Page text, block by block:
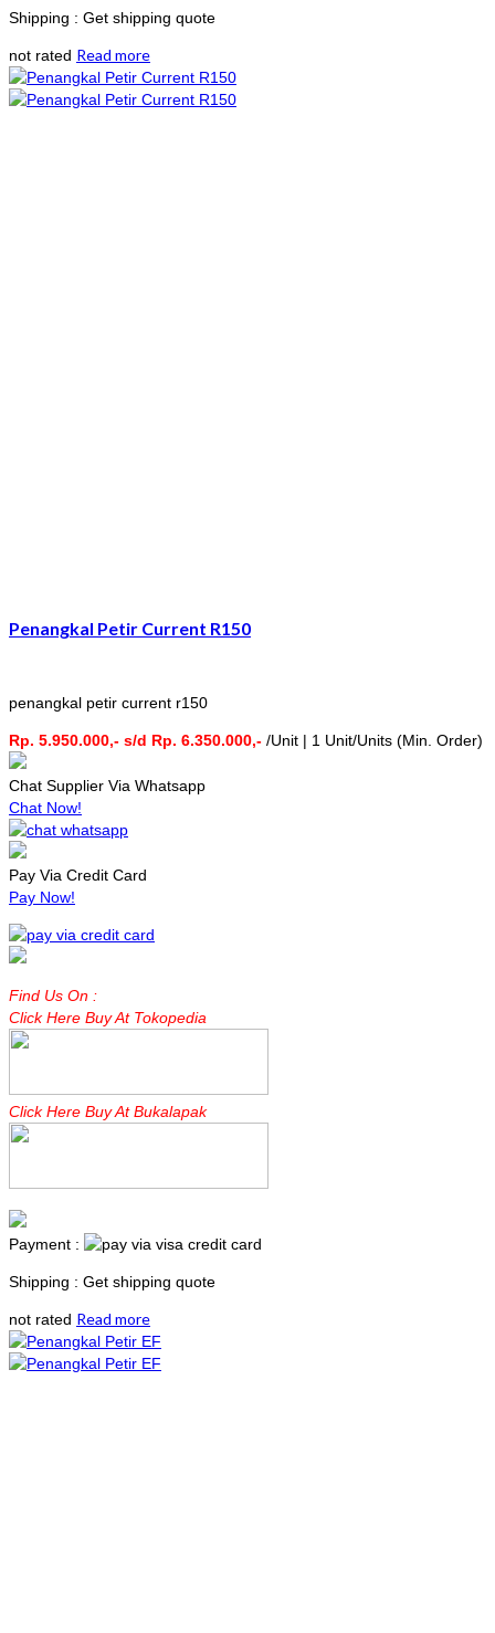
Shipping : Get shipping quote
not rated Read more
Penangkal Petir Current R150
penangkal petir current r150
Rp. 5.950.000,- s/d Rp. 6.350.000,- /Unit | 1 Unit/Units (Min. Order)
Chat Supplier Via Whatsapp
Chat Now!
Pay Via Credit Card
Pay Now!
Find Us On :
Click Here Buy At Tokopedia
Click Here Buy At Bukalapak
Payment :
Shipping : Get shipping quote
not rated Read more